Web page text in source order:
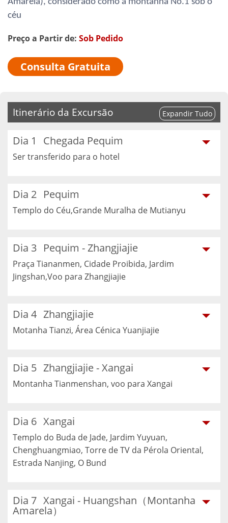
céu
Preço a Partir de: Sob Pedido
Consulta Gratuita
Itinerário da Excursão Expandir Tudo
Dia 1 Chegada Pequim
Ser transferido para o hotel
Dia 2 Pequim
Templo do Céu,Grande Muralha de Mutianyu
Dia 3 Pequim - Zhangjiajie
Praça Tiananmen, Cidade Proibida, Jardim
Jingshan,Voo para Zhangjiajie
Dia 4 Zhangjiajie
Motanha Tianzi, Área Cénica Yuanjiajie
Dia 5 Zhangjiajie - Xangai
Montanha Tianmenshan, voo para Xangai
Dia 6 Xangai
Templo do Buda de Jade, Jardim Yuyuan,
Chenghuangmiao, Torre de TV da Pérola Oriental,
Estrada Nanjing, O Bund
Dia 7 Xangai - Huangshan（Montanha
Amarela）